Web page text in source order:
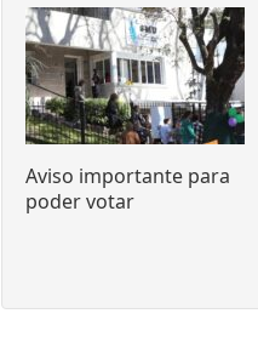
Aviso importante para
poder votar